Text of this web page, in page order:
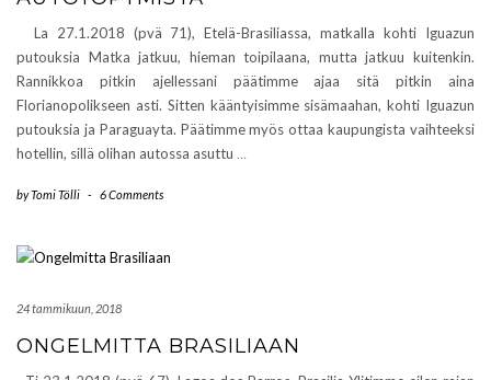
La 27.1.2018 (pvä 71), Etelä-Brasiliassa, matkalla kohti Iguazun
putouksia Matka jatkuu, hieman toipilaana, mutta jatkuu kuitenkin.
Rannikkoa pitkin ajellessani päätimme ajaa sitä pitkin aina
Florianopolikseen asti. Sitten kääntyisimme sisämaahan, kohti Iguazun
putouksia ja Paraguayta. Päätimme myös ottaa kaupungista vaihteeksi
hotellin, sillä olihan autossa asuttu …
byTomi Tölli - 6 Comments
24 tammikuun, 2018
ONGELMITTA BRASILIAAN